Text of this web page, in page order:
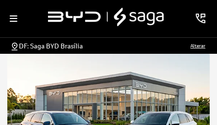
DF: Saga BYD Brasília Alterar